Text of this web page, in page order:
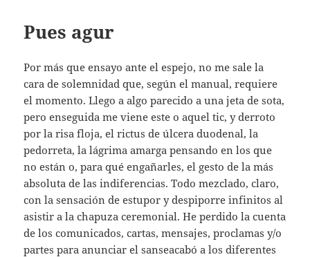
Pues agur
Por más que ensayo ante el espejo, no me sale la
cara de solemnidad que, según el manual, requiere
el momento. Llego a algo parecido a una jeta de sota,
pero enseguida me viene este o aquel tic, y derroto
por la risa floja, el rictus de úlcera duodenal, la
pedorreta, la lágrima amarga pensando en los que
no están o, para qué engañarles, el gesto de la más
absoluta de las indiferencias. Todo mezclado, claro,
con la sensación de estupor y despiporre infinitos al
asistir a la chapuza ceremonial. He perdido la cuenta
de los comunicados, cartas, mensajes, proclamas y/o
partes para anunciar el sanseacabó a los diferentes